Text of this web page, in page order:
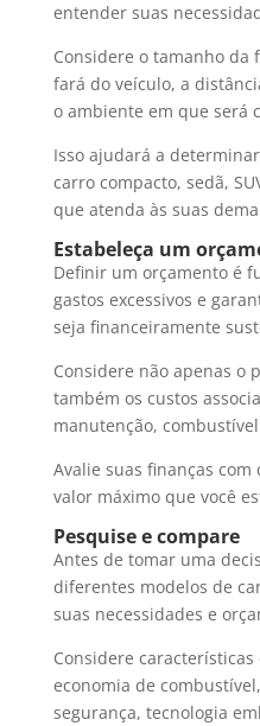
entender suas
Considere o tamanho da
fará do veículo, a
o ambiente em que será
Isso ajudará a
carro compacto, sedã,
que atenda às suas
Estabeleça um
Definir um orçamento é
gastos excessivos e
seja financeiramente
Considere não apenas o
também os custos
manutenção,
Avalie suas finanças
valor máximo que você
Pesquise e compare
Antes de tomar uma
diferentes modelos de
suas necessidades e
Considere
economia de
segurança, tecnologia